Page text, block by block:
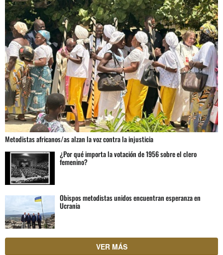
Metodistas africanos/as alzan la voz contra la injusticia
¿Por qué importa la votación de 1956 sobre el clero
femenino?
Obispos metodistas unidos encuentran esperanza en
Ucrania
VER MÁS